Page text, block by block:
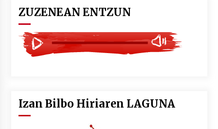
ZUZENEAN ENTZUN
Izan Bilbo Hiriaren LAGUNA